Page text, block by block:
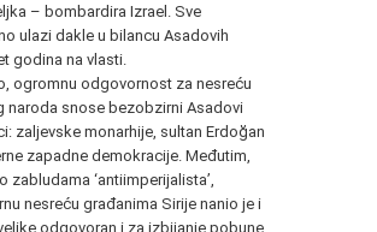
– bombardira Izrael. Sve
ulazi dakle u bilancu Asadovih
godina na vlasti.
ogromnu odgovornost za nesreću
naroda snose bezobzirni Asadovi
zaljevske monarhije, sultan Erdoğan
zapadne demokracije. Međutim,
zabludama ‘antiimperijalista’,
nesreću građanima Sirije nanio je i
odgovoran i za izbijanje pobune.